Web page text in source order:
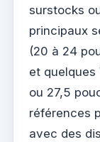
surstocks
principaux
(20 à 24
et quelques
ou 27,5
références
avec des